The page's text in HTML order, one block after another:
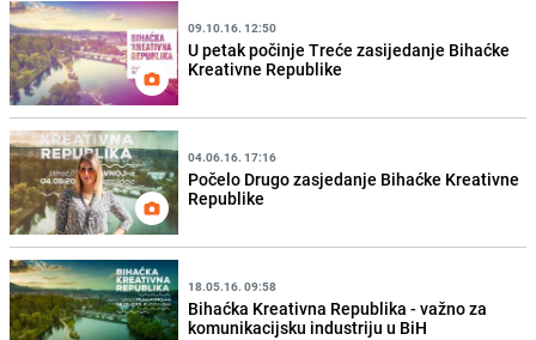
09.10.16. 12:50
U petak počinje Treće zasijedanje Bihaćke
Kreativne Republike
04.06.16. 17:16
Počelo Drugo zasjedanje Bihaćke Kreativne
Republike
18.05.16. 09:58
Bihaćka Kreativna Republika - važno za
komunikacijsku industriju u BiH